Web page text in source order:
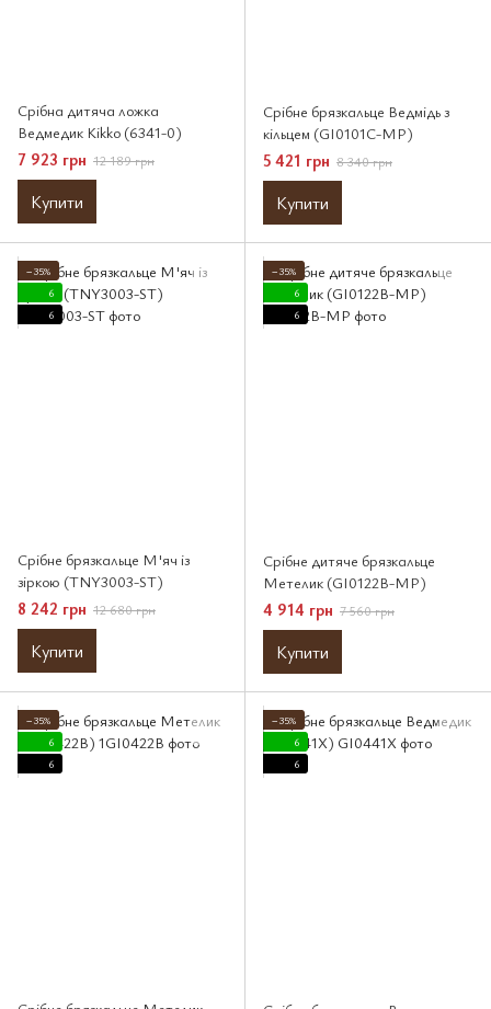
Срібна дитяча ложка
Ведмедик Kikko (6341-0)
7 923 грн 12 189 грн
Купити
Срібне брязкальце Ведмідь з
кільцем (GI0101C-MP)
5 421 грн 8 340 грн
Купити
−35%
6
6
Срібне брязкальце М'яч із
зіркою (TNY3003-ST)
8 242 грн 12 680 грн
Купити
−35%
6
6
Срібне дитяче брязкальце
Метелик (GI0122B-MP)
4 914 грн 7 560 грн
Купити
−35%
6
6
−35%
6
6